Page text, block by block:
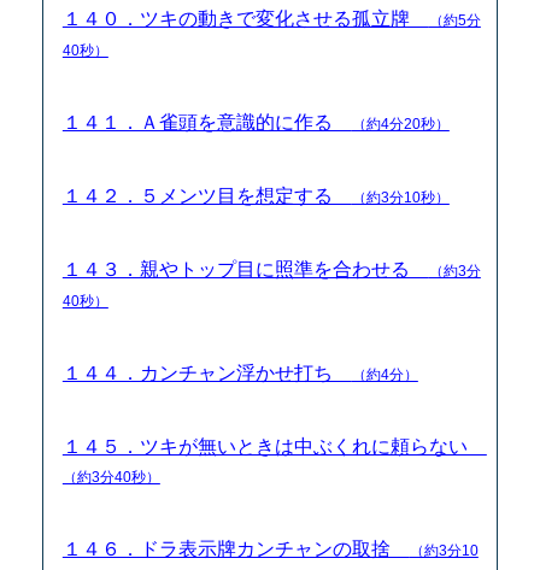
１４０．ツキの動きで変化させる孤立牌
（約5分
40秒）
１４１．Ａ雀頭を意識的に作る （約4分20秒）
１４２．５メンツ目を想定する （約3分10秒）
１４３．親やトップ目に照準を合わせる
（約3分
40秒）
１４４．カンチャン浮かせ打ち （約4分）
１４５．ツキが無いときは中ぶくれに頼らない
（約3分40秒）
１４６．ドラ表示牌カンチャンの取捨
（約3分10